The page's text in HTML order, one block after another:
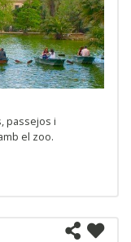
passejos i
el zoo.